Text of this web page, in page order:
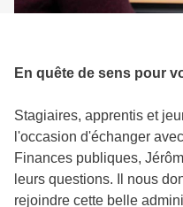
En quête de sens pour
Stagiaires, apprentis et
l'occasion d'échanger
Finances publiques,
leurs questions. Il nous
rejoindre cette belle